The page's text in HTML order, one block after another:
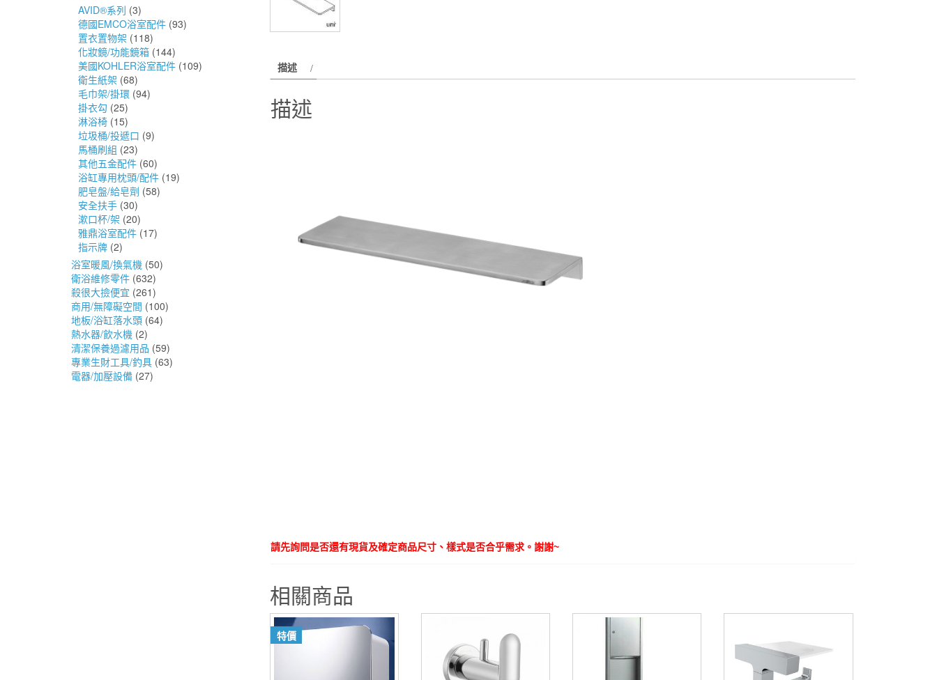
AVID®系列 (3)
德國EMCO浴室配件 (93)
置衣置物架 (118)
化妝鏡/功能鏡箱 (144)
美國KOHLER浴室配件 (109)
衛生紙架 (68)
毛巾架/掛環 (94)
掛衣勾 (25)
淋浴椅 (15)
垃圾桶/投遞口 (9)
馬桶刷組 (23)
其他五金配件 (60)
浴缸專用枕頭/配件 (19)
肥皂盤/給皂劑 (58)
安全扶手 (30)
漱口杯/架 (20)
雅鼎浴室配件 (17)
指示牌 (2)
浴室暖風/換氣機 (50)
衛浴維修零件 (632)
殺很大撿便宜 (261)
商用/無障礙空間 (100)
地板/浴缸落水頭 (64)
熱水器/飲水機 (2)
清潔保養過濾用品 (59)
專業生財工具/釣具 (63)
電器/加壓設備 (27)
描述
描述
請先詢問是否還有現貨及確定商品尺寸、樣式是否合乎需求。 謝謝~
相關商品
特價